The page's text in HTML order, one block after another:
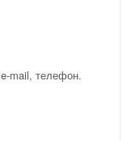
mail, телефон.